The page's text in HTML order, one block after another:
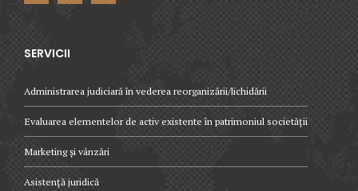
SERVICII
Administrarea judiciară în vederea reorganizării/lichidării
Evaluarea elementelor de activ existente în patrimoniul societății
Marketing și vânzări
Asistență juridică